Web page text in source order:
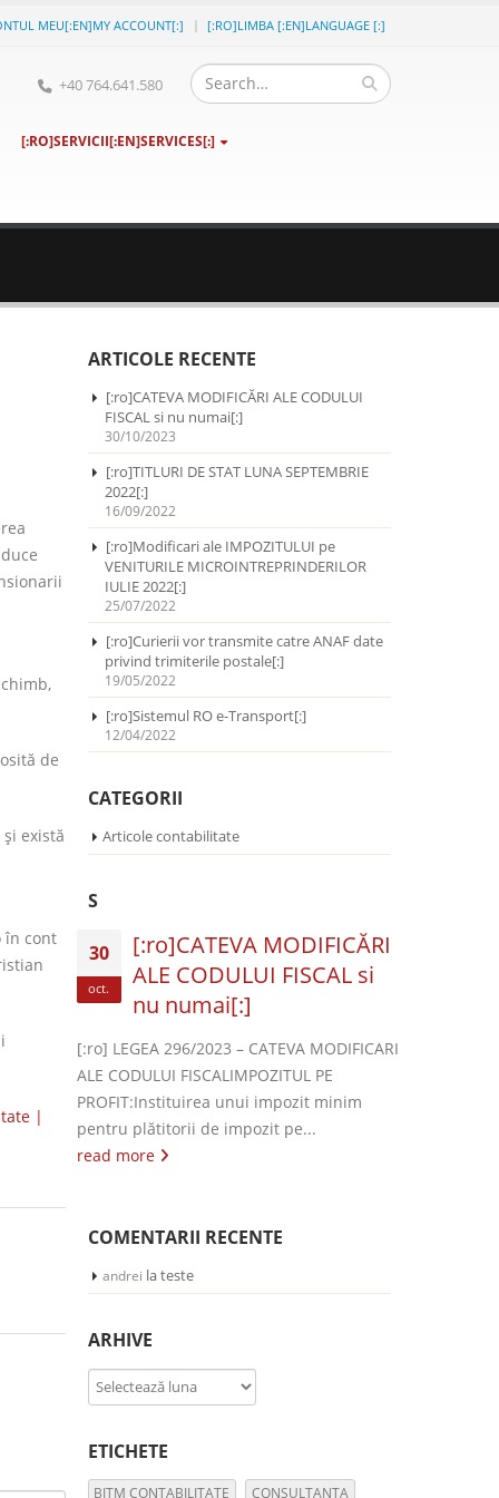
MEU[:EN]MY ACCOUNT[:] [:RO]LIMBA [:EN]LANGUAGE [:]
+40 764.641.580
[:RO]SERVICII[:EN]SERVICES[:]
de
există
în cont
|
ARTICOLE RECENTE
[:ro]CATEVA MODIFICĂRI ALE CODULUI
FISCAL si nu numai[:]
30/10/2023
[:ro]TITLURI DE STAT LUNA SEPTEMBRIE
2022[:]
16/09/2022
[:ro]Modificari ale IMPOZITULUI pe
VENITURILE MICROINTREPRINDERILOR
IULIE 2022[:]
25/07/2022
[:ro]Curierii vor transmite catre ANAF date
privind trimiterile postale[:]
19/05/2022
[:ro]Sistemul RO e-Transport[:]
12/04/2022
CATEGORII
Articole contabilitate
S
30
oct.
[:ro]CATEVA MODIFICĂRI
ALE CODULUI FISCAL si
nu numai[:]
[:ro] LEGEA 296/2023 – CATEVA MODIFICARI
ALE CODULUI FISCALIMPOZITUL PE
PROFIT:Instituirea unui impozit minim
pentru plătitorii de impozit pe...
read more
COMENTARII RECENTE
andrei lateste
ARHIVE
Arhive
ETICHETE
BITM CONTABILITATE CONSULTANTA